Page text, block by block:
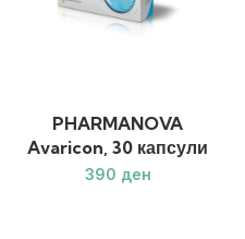
PHARMANOVA
Avaricon, 30 капсули
ден